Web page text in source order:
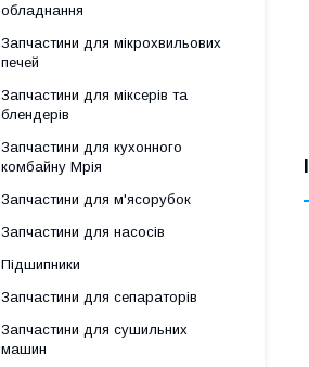
обладнання
Запчастини для мікрохвильових
печей
Запчастини для міксерів та
блендерів
Запчастини для кухонного
комбайну Мрія
Запчастини для м'ясорубок
Запчастини для насосів
Підшипники
Запчастини для сепараторів
Запчастини для сушильних
машин